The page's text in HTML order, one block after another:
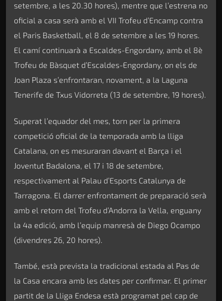
setembre, a les 20.30 hores), mentre que l’estrena no
oficial a casa serà amb el VII Trofeu d’Encamp contra
el Paris Basketball, el 8 de setembre a les 19 hores.
El camí continuarà a Escaldes-Engordany, amb el 8è
Trofeu de Bàsquet d’Escaldes-Engordany, on els de
Joan Plaza s’enfrontaran, novament, a la Laguna
Tenerife de Txus Vidorreta (13 de setembre, 19 hores).
Superat l’equador del mes, torn per la primera
competició oficial de la temporada amb la lliga
Catalana, on es mesuraran davant el Barça i el
Joventut Badalona, el 17 i 18 de setembre,
respectivament al Palau d’Esports Catalunya de
Tarragona. El darrer enfrontament de preparació serà
amb el retorn del Trofeu d’Andorra la Vella, enguany
la 4a edició, amb l’equip manresà de Diego Ocampo
(divendres 26, 20 hores).
També, està prevista la tradicional estada al Pas de
la Casa encara amb les dates per confirmar. El primer
partit de la Lliga Endesa està programat pel cap de